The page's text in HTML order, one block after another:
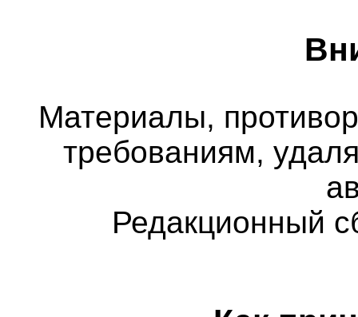
Материалы,
требованиям,
Редакционный